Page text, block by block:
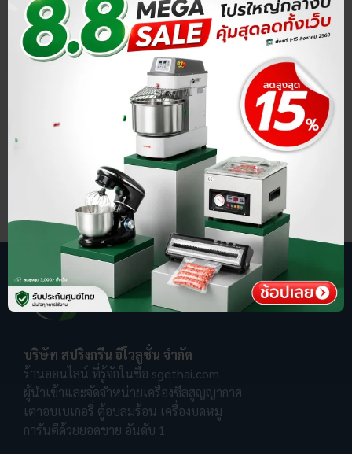
บริษัท สปริงกรีน อีโวลูชั่น จำกัด
ร้านออนไลน์ ที่รู้จักในชื่อ sgethai.com
ผู้นำเข้าและจัดจำหน่ายเครื่องซีลสูญญากาศ
เตาอบเบเกอรี่ ตู้อบลมร้อน เครื่องบดหมู
การันตีด้วยยอดขาย อันดับ 1